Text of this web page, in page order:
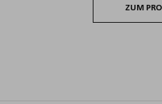
ZUM